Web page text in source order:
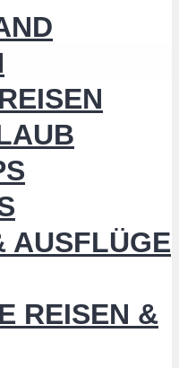
AUSFLÜGE
REISEN &